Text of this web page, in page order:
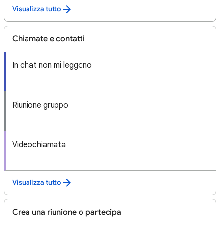
Visualizza tutto
Chiamate e contatti
In chat non mi leggono
Riunione gruppo
Videochiamata
Visualizza tutto
Crea una riunione o partecipa